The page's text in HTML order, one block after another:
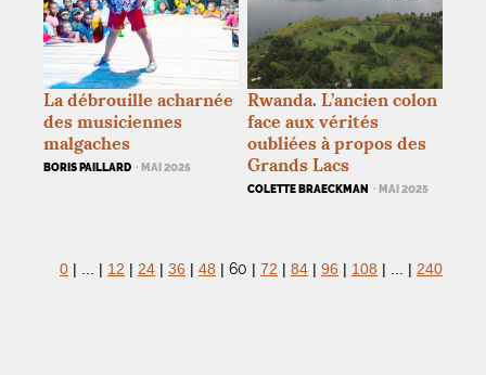
La débrouille acharnée
des musiciennes
malgaches
BORIS PAILLARD · MAI 2025
Rwanda. L’ancien colon
face aux vérités
oubliées à propos des
Grands Lacs
COLETTE BRAECKMAN · MAI 2025
0 | | 12 | 24 | 36 | 48 | 60 | 72 | 84 | 96 | 108 | | 240